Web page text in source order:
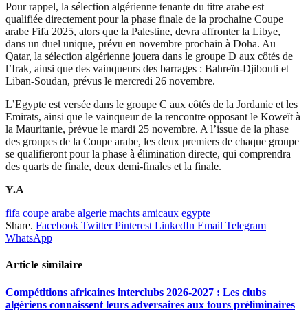
Pour rappel, la sélection algérienne tenante du titre arabe est
qualifiée directement pour la phase finale de la prochaine Coupe
arabe Fifa 2025, alors que la Palestine, devra affronter la Libye,
dans un duel unique, prévu en novembre prochain à Doha. Au
Qatar, la sélection algérienne jouera dans le groupe D aux côtés de
l’Irak, ainsi que des vainqueurs des barrages : Bahreïn-Djibouti et
Liban-Soudan, prévus le mercredi 26 novembre.
L’Egypte est versée dans le groupe C aux côtés de la Jordanie et les
Emirats, ainsi que le vainqueur de la rencontre opposant le Koweït à
la Mauritanie, prévue le mardi 25 novembre. A l’issue de la phase
des groupes de la Coupe arabe, les deux premiers de chaque groupe
se qualifieront pour la phase à élimination directe, qui comprendra
des quarts de finale, deux demi-finales et la finale.
Y.A
fifa coupe arabe algerie machts amicaux egypte
Share. Facebook Twitter Pinterest LinkedIn Email Telegram
WhatsApp
Article similaire
Compétitions africaines interclubs 2026-2027 : Les clubs
algériens connaissent leurs adversaires aux tours préliminaires